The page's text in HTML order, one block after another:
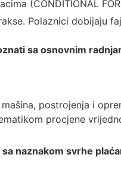
(CONDITIONAL
Polaznici dobijaju
sa osnovnim
postrojenja i
procjene
naznakom svrhe